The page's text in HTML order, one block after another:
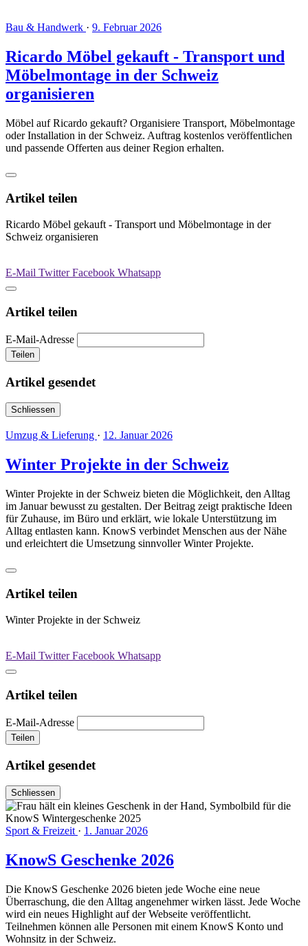
Bau & Handwerk · 9. Februar 2026
Ricardo Möbel gekauft - Transport und
Möbelmontage in der Schweiz
organisieren
Möbel auf Ricardo gekauft? Organisiere Transport, Möbelmontage
oder Installation in der Schweiz. Auftrag kostenlos veröffentlichen
und passende Offerten aus deiner Region erhalten.
Artikel teilen
Ricardo Möbel gekauft - Transport und Möbelmontage in der
Schweiz organisieren
E-Mail TwitterFacebook Whatsapp
Artikel teilen
E-Mail-Adresse
Teilen
Artikel gesendet
Schliessen
Umzug & Lieferung · 12. Januar 2026
Winter Projekte in der Schweiz
Winter Projekte in der Schweiz bieten die Möglichkeit, den Alltag
im Januar bewusst zu gestalten. Der Beitrag zeigt praktische Ideen
für Zuhause, im Büro und erklärt, wie lokale Unterstützung im
Alltag entlasten kann. KnowS verbindet Menschen aus der Nähe
und erleichtert die Umsetzung sinnvoller Winter Projekte.
Artikel teilen
Winter Projekte in der Schweiz
E-Mail TwitterFacebook Whatsapp
Artikel teilen
E-Mail-Adresse
Teilen
Artikel gesendet
Schliessen
Sport & Freizeit · 1. Januar 2026
KnowS Geschenke 2026
Die KnowS Geschenke 2026 bieten jede Woche eine neue
Überraschung, die den Alltag angenehmer wirken lässt. Jede Woche
wird ein neues Highlight auf der Webseite veröffentlicht.
Teilnehmen können alle Personen mit einem KnowS Konto und
Wohnsitz in der Schweiz.